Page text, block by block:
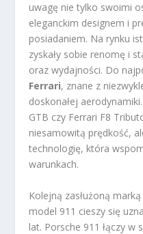
uwagę nie tylko swoimi
eleganckim designem i
posiadaniem. Na rynku
zyskały sobie renomę i
oraz wydajności. Do
Ferrari, znane z
doskonałej
GTB czy Ferrari F8
niesamowitą prędkość,
technologię, która
warunkach.
Kolejną zasłużoną
model 911 cieszy się
lat. Porsche 911 łączy